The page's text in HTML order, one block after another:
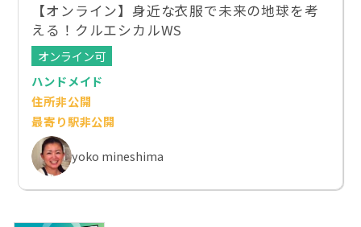
【オンライン】身近な衣服で未来の地球を考
える！クルエシカルWS
オンライン可
ハンドメイド
住所非公開
最寄り駅非公開
yoko mineshima